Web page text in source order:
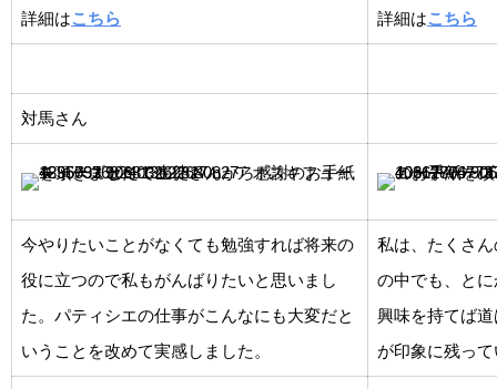
詳細はこちら 詳細はこちら
対馬さん
今やりたいことがなくても勉強すれば将来の
役に立つので私もがんばりたいと思いまし
た。パティシエの仕事がこんなにも大変だと
いうことを改めて実感しました。
私は、たくさ
の中でも、と
興味を持てば
が印象に残っ